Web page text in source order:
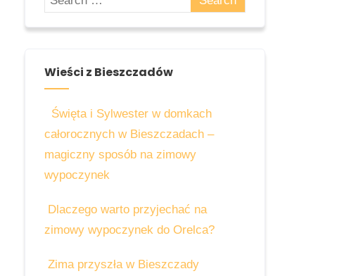
Wieści z Bieszczadów
Święta i Sylwester w domkach
całorocznych w Bieszczadach –
magiczny sposób na zimowy
wypoczynek
Dlaczego warto przyjechać na
zimowy wypoczynek do Orelca?
Zima przyszła w Bieszczady